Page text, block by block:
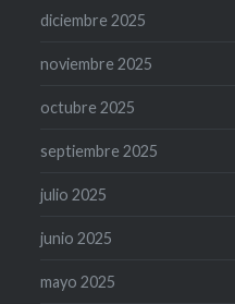
diciembre 2025
noviembre 2025
octubre 2025
septiembre 2025
julio 2025
junio 2025
mayo 2025